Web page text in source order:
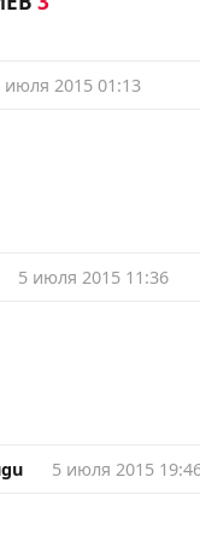
июля 2015 01:13
5 июля 2015 11:36
5 июля 2015